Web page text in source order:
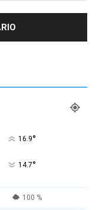
16.9°
14.7°
100 %